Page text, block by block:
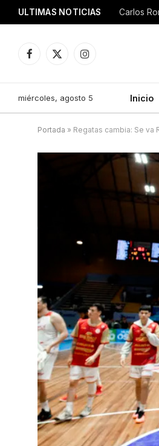
ULTIMAS NOTICIAS Carlos
Facebook
X
Instagram
miércoles, agosto 5 Inicio
Portada » Regatas cambia: Se va